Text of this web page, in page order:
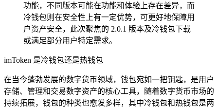
功能，不同版本可能在功能和体验上存在差异，而
冷钱包则在安全性上有一定优势，可更好地保障用
户资产安全，此次聚焦的 2.0.1 版本及冷钱包下载
或满足部分用户特定需求。
imToken 是冷钱包还是热钱包
在当今蓬勃发展的数字货币领域，钱包宛如一把钥匙，是用户
存储、管理和交易数字资产的核心工具，随着数字货币市场的
持续拓展，钱包的种类也愈发多样，其中冷钱包和热钱包是两